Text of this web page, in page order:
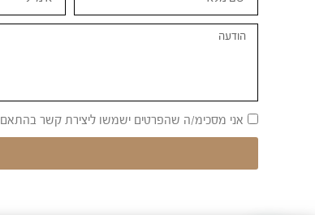
אני מסכימ/ה שהפרטים ישמשו ליצירת קשר בהתאם